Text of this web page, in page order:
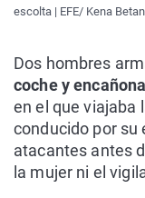
escolta | EFE/ Kena
Dos hombres
coche y
en el que viajaba
conducido por su
atacantes antes
la mujer ni el